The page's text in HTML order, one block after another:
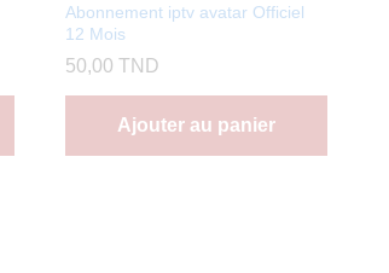
Abonnement iptv avatar Officiel
12 Mois
50,00TND
Ajouter au panier